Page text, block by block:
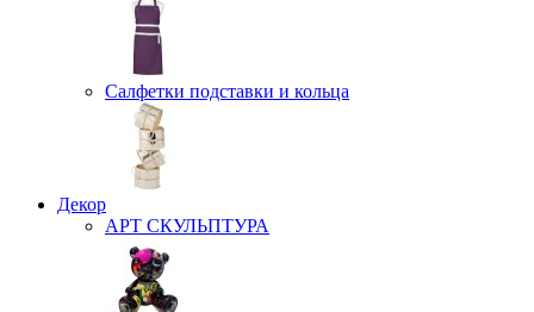
Салфетки подставки и кольца
Декор
АРТ СКУЛЬПТУРА